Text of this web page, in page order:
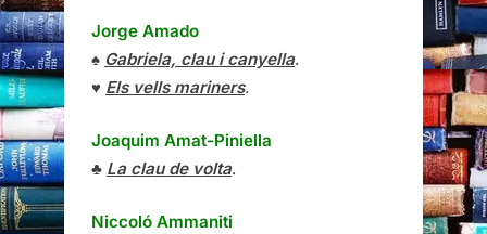
Jorge Amado
♠ Gabriela, clau i canyella.
♥ Els vells mariners.
Joaquim Amat-Piniella
♣ La clau de volta.
Niccoló Ammaniti